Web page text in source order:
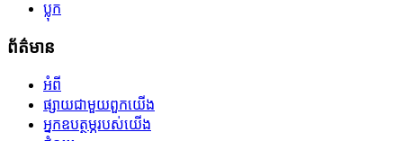
ប្លុក
ព័ត៌មាន
អំពី
ផ្សាយជាមួយពួកយើង
អ្នកឧបត្ថម្ភរបស់យើង